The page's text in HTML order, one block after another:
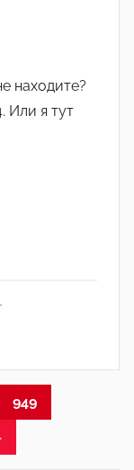
находите?
Или я тут
949